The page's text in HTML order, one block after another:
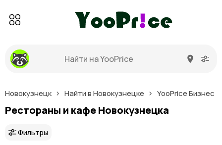
Новокузнецк Найти в Новокузнецке YooPrice Бизнес
Рестораны и кафе Новокузнецка
Фильтры